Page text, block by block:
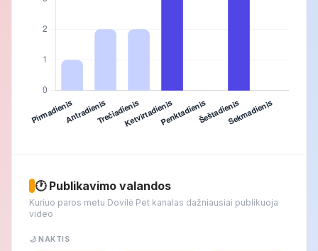
🕐 Publikavimo valandos
Kuriuo paros metu Dovilė Pet kanalas dažniausiai publikuoja
video
🌙 NAKTIS